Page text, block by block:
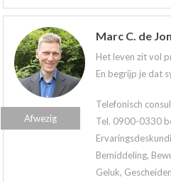
Marc C. de
Het leven zit vol
En begrijp je dat
Telefonisch
Tel. 0900-0330
Bemiddeling,
Geluk,
Afwezig